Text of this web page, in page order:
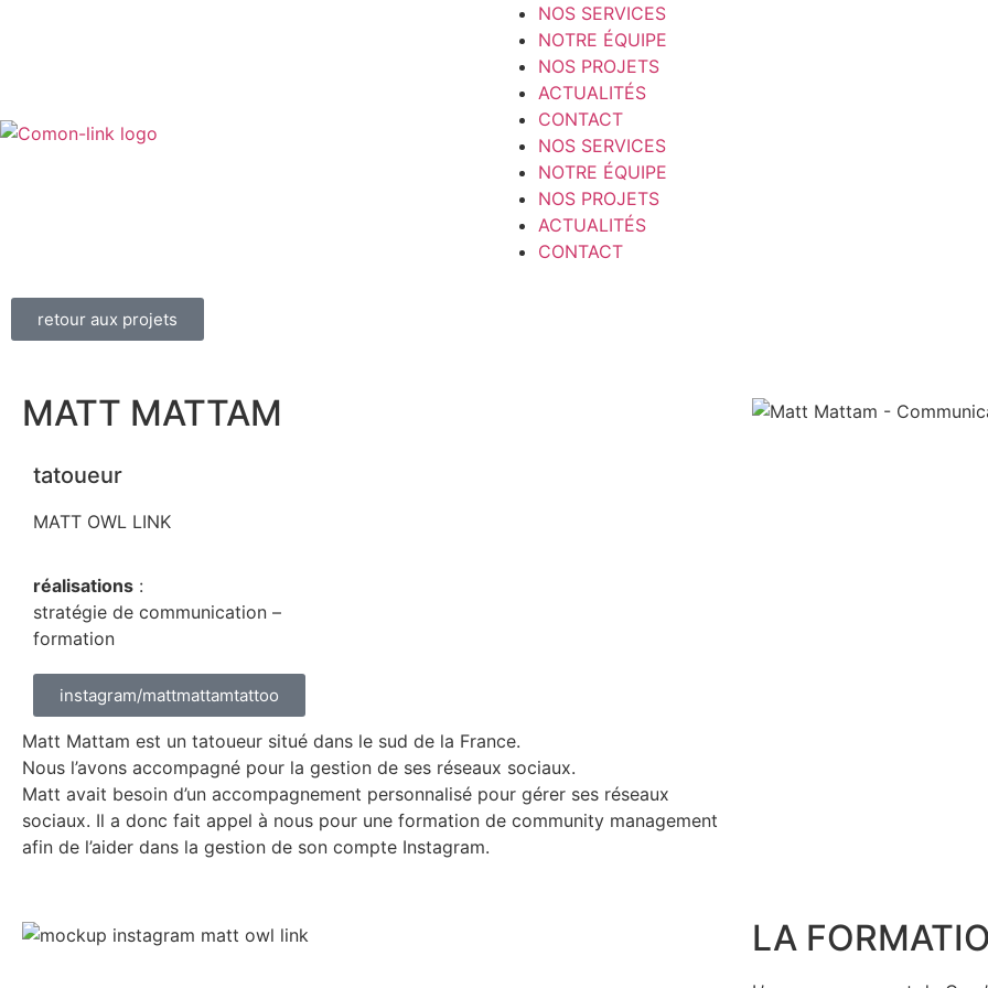
NOS SERVICES
NOTRE ÉQUIPE
NOS PROJETS
ACTUALITÉS
CONTACT
NOS SERVICES
NOTRE ÉQUIPE
NOS PROJETS
ACTUALITÉS
CONTACT
retour aux projets
MATT MATTAM
tatoueur
MATT OWL LINK
réalisations :
stratégie de communication –
formation
instagram/mattmattamtattoo
Matt Mattam est un tatoueur situé dans le sud de la France.
Nous l’avons accompagné pour la gestion de ses réseaux sociaux.
Matt avait besoin d’un accompagnement personnalisé pour gérer ses réseaux
sociaux. Il a donc fait appel à nous pour une formation de community management
afin de l’aider dans la gestion de son compte Instagram.
LA